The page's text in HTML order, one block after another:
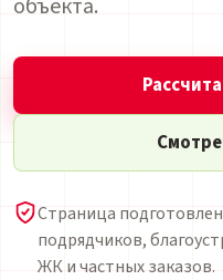
Страница
подрядчиков,
ЖК и частных заказов.